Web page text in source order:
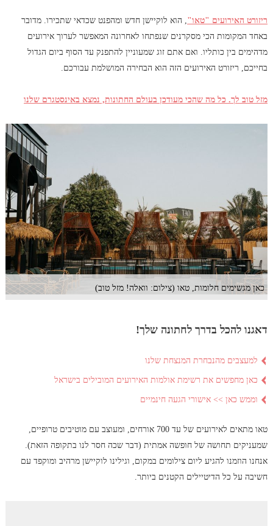
ריזורט האירועים "טאו", הוא לוקיישן חדש ומהפנט שכדאי שתכירו. מדובר
באחד המקומות הכי מסקרנים שנפתחו לאחרונה המאפשר לערוך אירועים
מדהימים בין כותליו. ואם אתם זוג שמעוניין להתפנק עד הסוף ביום הגדול
בחייכם, ריזורט האירועים הזה הוא הבחירה המושלמת עבורכם.
מזל טוב לך. כל מה שהכי מעודכן בעולם החתונות, נמצא באינסטגרם שלנו
כאן מגשימים חלומות, טאו (צילום: וואלה! מזל טוב)
דאגנו להכל בדרך לחתונה שלך!
למעצבים מהנבחרת המנצחת שלנו
כאן מחפשים את רשימת אולמות האירועים המובילים בישראל
וממש כאן >> אישורי הגעה חינמיים
טאו מתאים לאירועים של עד 700 אורחים, ומעוצב עם מוטיבים טרופיים,
שמעניקים תחושה של חופשה אמתית (דבר שכה חסר לנו בתקופה הזאת).
אנחנו הוזמנו להגיע ליום צילומים במקום, וגילינו לוקיישן מרהיב ומוקפד עם
חשיבה על כל הדיטיילים הקטנים ביותר.